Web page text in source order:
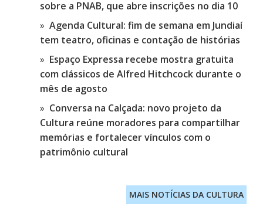
sobre a PNAB, que abre inscrições no dia 10
Agenda Cultural: fim de semana em Jundiaí
tem teatro, oficinas e contação de histórias
Espaço Expressa recebe mostra gratuita
com clássicos de Alfred Hitchcock durante o
mês de agosto
Conversa na Calçada: novo projeto da
Cultura reúne moradores para compartilhar
memórias e fortalecer vínculos com o
patrimônio cultural
MAIS NOTÍCIAS DA CULTURA